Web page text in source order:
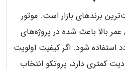
برندهای بازار است. موتور
بالا باعث شده در پروژه‌های
استفاده شود. اگر کیفیت اولویت
کمتری دارد، پروتکو انتخاب